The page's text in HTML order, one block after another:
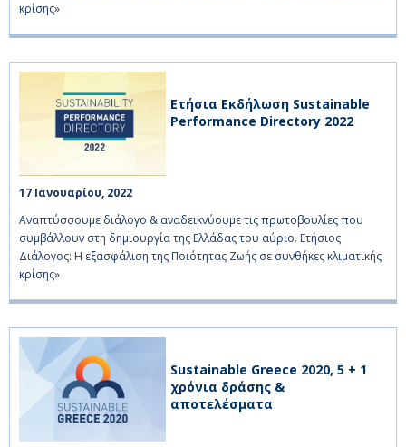
κρίσης»
Ετήσια Εκδήλωση Sustainable
Performance Directory 2022
17 Ιανουαρίου, 2022
Αναπτύσσουμε διάλογο & αναδεικνύουμε τις πρωτοβουλίες που
συμβάλλουν στη δημιουργία της Ελλάδας του αύριο. Ετήσιος
Διάλογος: Η εξασφάλιση της Ποιότητας Ζωής σε συνθήκες κλιματικής
κρίσης»
Sustainable Greece 2020, 5 + 1
χρόνια δράσης &
αποτελέσματα